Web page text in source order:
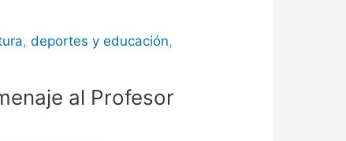
,deportes y educación,
al Profesor